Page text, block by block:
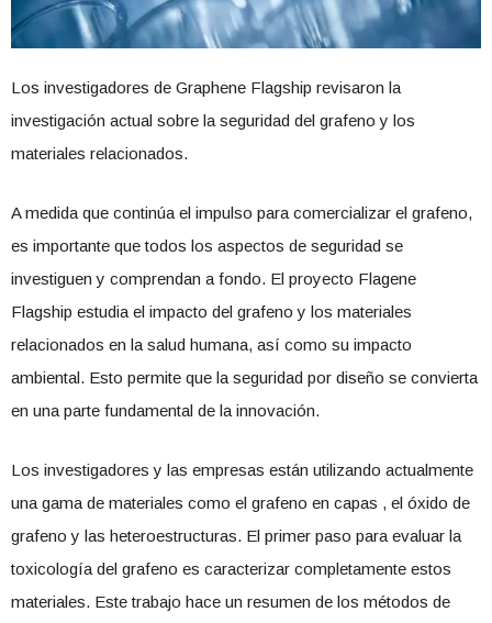
Los investigadores de Graphene Flagship revisaron la
investigación actual sobre la seguridad del grafeno y los
materiales relacionados.
A medida que continúa el impulso para comercializar el grafeno,
es importante que todos los aspectos de seguridad se
investiguen y comprendan a fondo. El proyecto Flagene
Flagship estudia el impacto del grafeno y los materiales
relacionados en la salud humana, así como su impacto
ambiental. Esto permite que la seguridad por diseño se convierta
en una parte fundamental de la innovación.
Los investigadores y las empresas están utilizando actualmente
una gama de materiales como el grafeno en capas , el óxido de
grafeno y las heteroestructuras. El primer paso para evaluar la
toxicología del grafeno es caracterizar completamente estos
materiales. Este trabajo hace un resumen de los métodos de